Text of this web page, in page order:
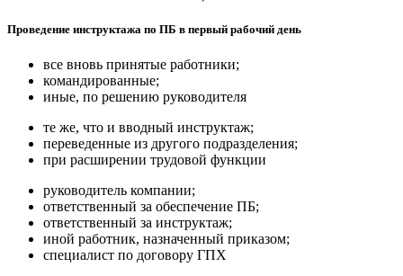
Проведение инструктажа по ПБ в первый рабочий день
все вновь принятые работники;
командированные;
иные, по решению руководителя
те же, что и вводный инструктаж;
переведенные из другого подразделения;
при расширении трудовой функции
руководитель компании;
ответственный за обеспечение ПБ;
ответственный за инструктаж;
иной работник, назначенный приказом;
специалист по договору ГПХ